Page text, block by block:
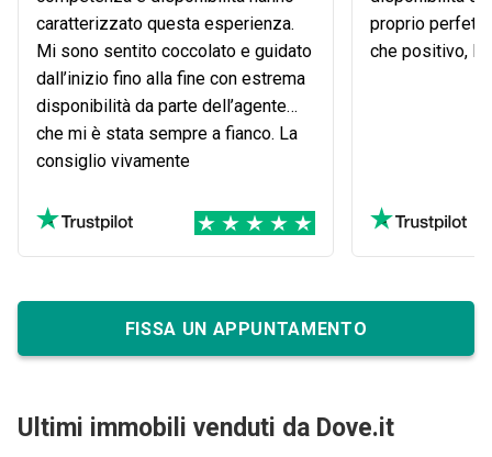
caratterizzato questa esperienza.
Mi sono sentito coccolato e guidato
dall’inizio fino alla fine con estrema
disponibilità da parte dell’agente
che mi è stata sempre a fianco. La
consiglio vivamente
proprio
che positivo,
FISSA UN APPUNTAMENTO
Ultimi immobili venduti da Dove.it